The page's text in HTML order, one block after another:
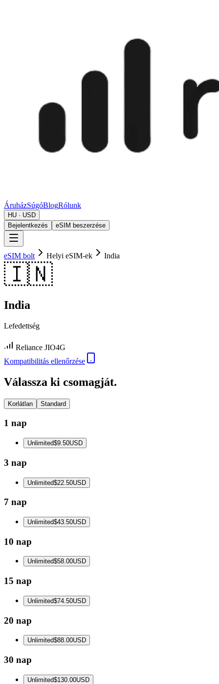
ÁruházSúgóBlogRólunk
HU · USD
Bejelentkezés
eSIM beszerzése
eSIM bolt Helyi eSIM-ek India
🇮🇳
India
Lefedettség
Reliance JIO4G
Kompatibilitás ellenőrzése
Válassza ki csomagját.
Korlátlan Standard
1 nap
Unlimited$9.50USD
3 nap
Unlimited$22.50USD
7 nap
Unlimited$43.50USD
10 nap
Unlimited$58.00USD
15 nap
Unlimited$74.50USD
20 nap
Unlimited$88.00USD
30 nap
Unlimited$130.00USD